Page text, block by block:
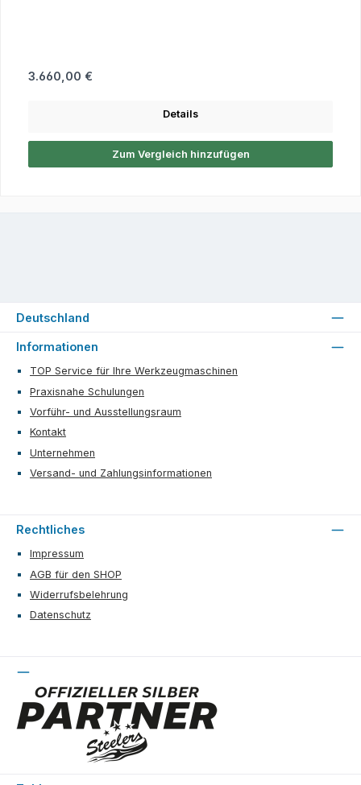
Regulärer Preis:
3.660,00 €
Details
Zum Vergleich hinzufügen
Informationen
TOP Service für Ihre Werkzeugmaschinen
Praxisnahe Schulungen
Vorführ- und Ausstellungsraum
Kontakt
Unternehmen
Versand- und Zahlungsinformationen
Rechtliches
Impressum
AGB für den SHOP
Widerrufsbelehrung
Datenschutz
Deutschland